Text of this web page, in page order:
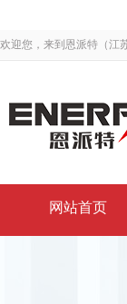
欢迎您，来到恩派特（江
网站首页